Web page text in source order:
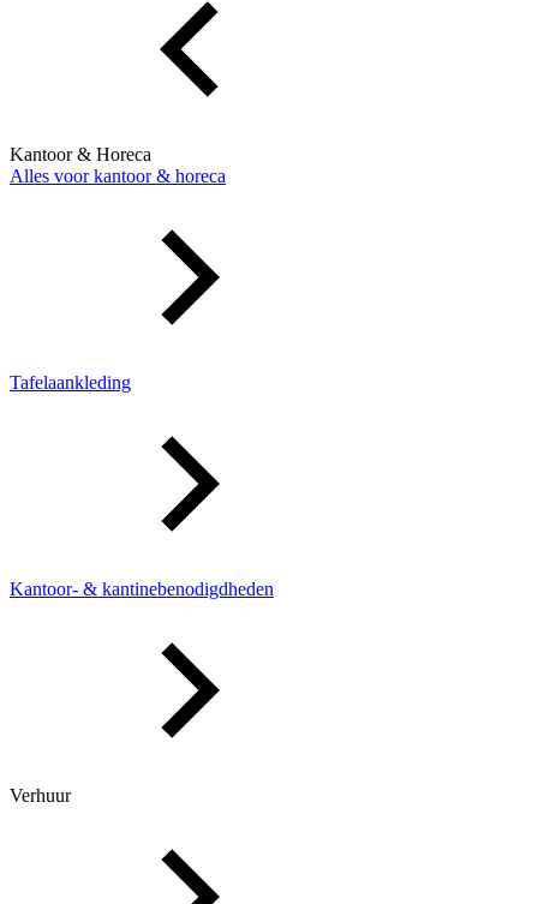
Kantoor & Horeca
Alles voor kantoor & horeca
Tafelaankleding
Kantoor- & kantinebenodigdheden
Verhuur